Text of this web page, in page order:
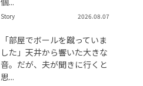
Story 2026.08.07
「部屋でボールを蹴っていま
した」天井から響いた大きな
音。だが、夫が聞きに行くと
思...